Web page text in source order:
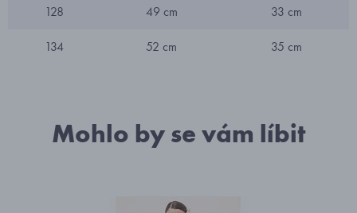
128 49 cm 33 cm
134 52 cm 35 cm
Mohlo by se vám líbit